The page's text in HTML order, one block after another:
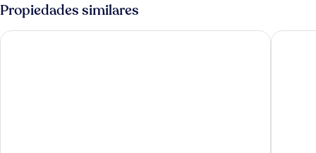
Propiedades similares
B&B Hotel Oviedo Cabeza